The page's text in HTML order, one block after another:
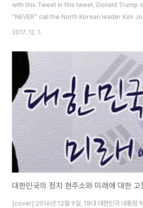
with this Tweet In this tweet, Donald Trump
“NEVER” call the North Korean leader Kim
fat,” yet, by publishing this tweet he in fact
only ones who thought so: Many news
tweet as sarcasm... Th..
2017. 12. 1.
대한민국의 정치 현주소와 미래에 대한 고
[cover] 2016년 12월 9일, 18대 대한민국 대통령